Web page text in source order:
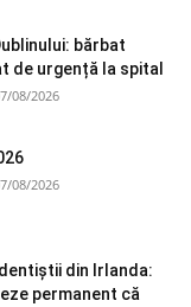
bărbat
de urgență la spital
08/2026
08/2026
din Irlanda:
permanent că